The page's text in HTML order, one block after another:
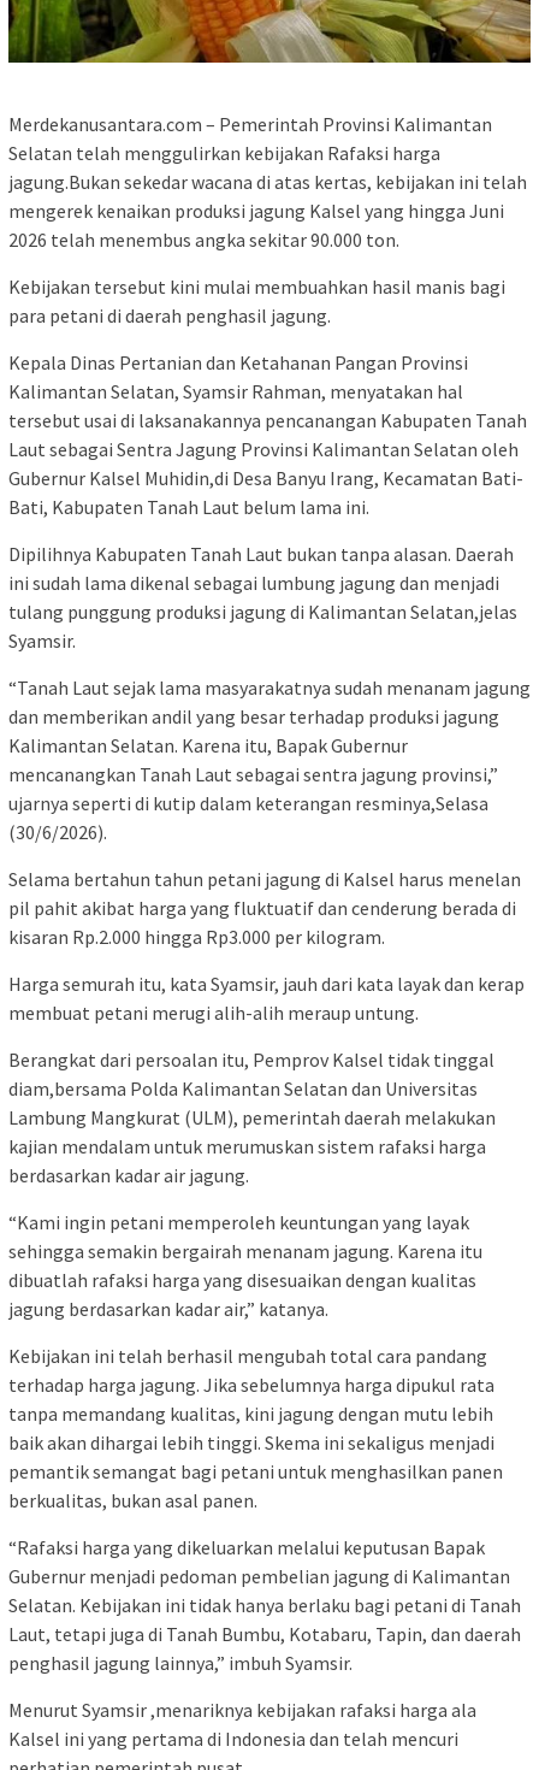
Merdekanusantara.com – Pemerintah Provinsi Kalimantan
Selatan telah menggulirkan kebijakan Rafaksi harga
jagung.Bukan sekedar wacana di atas kertas, kebijakan ini telah
mengerek kenaikan produksi jagung Kalsel yang hingga Juni
2026 telah menembus angka sekitar 90.000 ton.
Kebijakan tersebut kini mulai membuahkan hasil manis bagi
para petani di daerah penghasil jagung.
Kepala Dinas Pertanian dan Ketahanan Pangan Provinsi
Kalimantan Selatan, Syamsir Rahman, menyatakan hal
tersebut usai di laksanakannya pencanangan Kabupaten Tanah
Laut sebagai Sentra Jagung Provinsi Kalimantan Selatan oleh
Gubernur Kalsel Muhidin,di Desa Banyu Irang, Kecamatan Bati-
Bati, Kabupaten Tanah Laut belum lama ini.
Dipilihnya Kabupaten Tanah Laut bukan tanpa alasan. Daerah
ini sudah lama dikenal sebagai lumbung jagung dan menjadi
tulang punggung produksi jagung di Kalimantan Selatan,jelas
Syamsir.
“Tanah Laut sejak lama masyarakatnya sudah menanam jagung
dan memberikan andil yang besar terhadap produksi jagung
Kalimantan Selatan. Karena itu, Bapak Gubernur
mencanangkan Tanah Laut sebagai sentra jagung provinsi,”
ujarnya seperti di kutip dalam keterangan resminya,Selasa
(30/6/2026).
Selama bertahun tahun petani jagung di Kalsel harus menelan
pil pahit akibat harga yang fluktuatif dan cenderung berada di
kisaran Rp.2.000 hingga Rp3.000 per kilogram.
Harga semurah itu, kata Syamsir, jauh dari kata layak dan kerap
membuat petani merugi alih-alih meraup untung.
Berangkat dari persoalan itu, Pemprov Kalsel tidak tinggal
diam,bersama Polda Kalimantan Selatan dan Universitas
Lambung Mangkurat (ULM), pemerintah daerah melakukan
kajian mendalam untuk merumuskan sistem rafaksi harga
berdasarkan kadar air jagung.
“Kami ingin petani memperoleh keuntungan yang layak
sehingga semakin bergairah menanam jagung. Karena itu
dibuatlah rafaksi harga yang disesuaikan dengan kualitas
jagung berdasarkan kadar air,” katanya.
Kebijakan ini telah berhasil mengubah total cara pandang
terhadap harga jagung. Jika sebelumnya harga dipukul rata
tanpa memandang kualitas, kini jagung dengan mutu lebih
baik akan dihargai lebih tinggi. Skema ini sekaligus menjadi
pemantik semangat bagi petani untuk menghasilkan panen
berkualitas, bukan asal panen.
“Rafaksi harga yang dikeluarkan melalui keputusan Bapak
Gubernur menjadi pedoman pembelian jagung di Kalimantan
Selatan. Kebijakan ini tidak hanya berlaku bagi petani di Tanah
Laut, tetapi juga di Tanah Bumbu, Kotabaru, Tapin, dan daerah
penghasil jagung lainnya,” imbuh Syamsir.
Menurut Syamsir ,menariknya kebijakan rafaksi harga ala
Kalsel ini yang pertama di Indonesia dan telah mencuri